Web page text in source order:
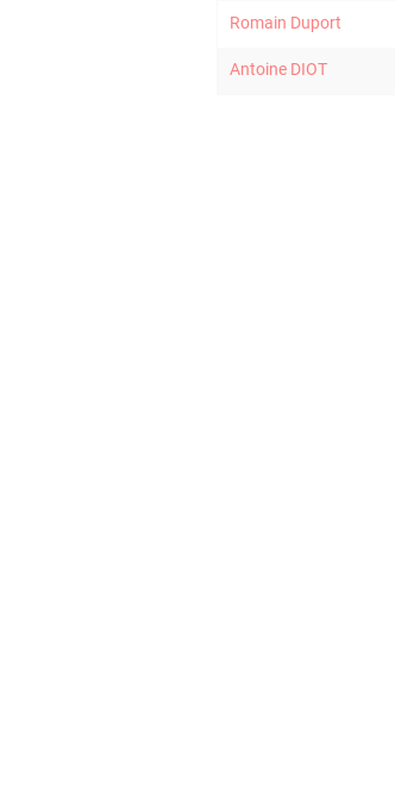
Romain Duport
Antoine DIOT